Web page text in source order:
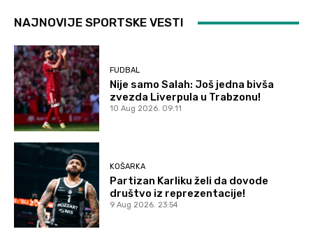
NAJNOVIJE SPORTSKE VESTI
FUDBAL
Nije samo Salah: Još jedna bivša
zvezda Liverpula u Trabzonu!
10 Aug 2026. 09:11
KOŠARKA
Partizan Karliku želi da dovode
društvo iz reprezentacije!
9 Aug 2026. 23:54